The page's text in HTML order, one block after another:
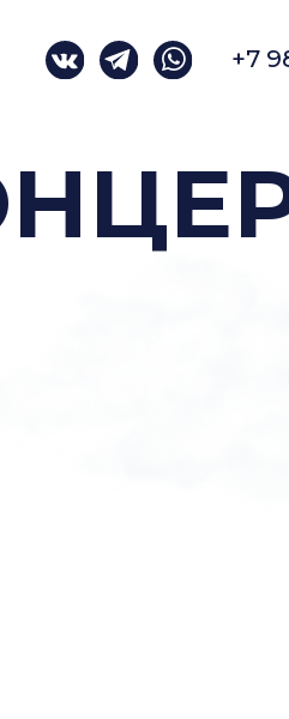
+7 988 515-92-87